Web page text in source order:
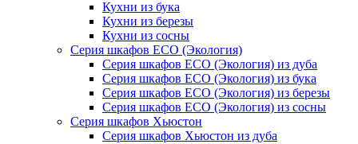
Кухни из бука
Кухни из березы
Кухни из сосны
Серия шкафов ECO (Экология)
Серия шкафов ECO (Экология) из дуба
Серия шкафов ECO (Экология) из бука
Серия шкафов ECO (Экология) из березы
Серия шкафов ECO (Экология) из сосны
Серия шкафов Хьюстон
Серия шкафов Хьюстон из дуба